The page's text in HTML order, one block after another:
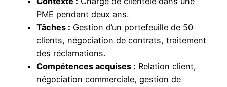
PME pendant deux ans.
Tâches : Gestion d’un portefeuille de 50
clients, négociation de contrats, traitement
des réclamations.
Compétences acquises : Relation client,
négociation commerciale, gestion de